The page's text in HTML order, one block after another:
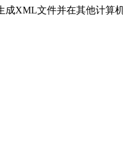
成XML文件并在其他计算